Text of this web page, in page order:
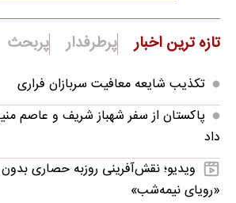
تازه ترین اخبار پرطرفدار پربحث
تکذیب شایعه معافیت سربازان فراری
پاکستان از سفر شهباز شریف و عاصم
داد
ویدیو؛ نقش‌آفرینی روزبه حصاری بدون
«رویای نیمه‌شب»